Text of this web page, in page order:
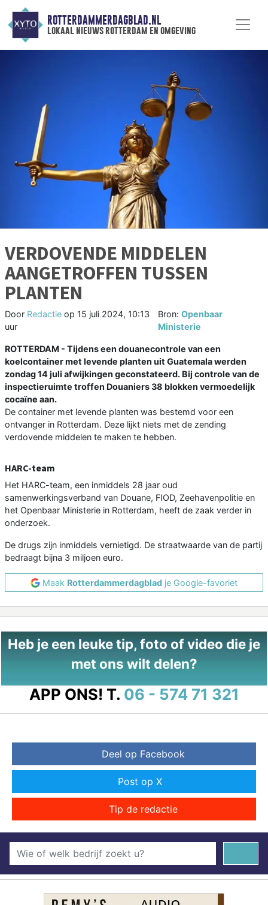
ROTTERDAMMERDAGBLAD.NL
lokaal nieuws rotterdam en omgeving
VERDOVENDE MIDDELEN
AANGETROFFEN TUSSEN
PLANTEN
Door Redactie op 15 juli 2024, 10:13
uur
Bron:Openbaar
Ministerie
ROTTERDAM - Tijdens een douanecontrole van een
koelcontainer met levende planten uit Guatemala werden
zondag 14 juli afwijkingen geconstateerd. Bij controle van de
inspectieruimte troffen Douaniers 38 blokken vermoedelijk
cocaïne aan.
De container met levende planten was bestemd voor een
ontvanger in Rotterdam. Deze lijkt niets met de zending
verdovende middelen te maken te hebben.
HARC-team
Het HARC-team, een inmiddels 28 jaar oud
samenwerkingsverband van Douane, FIOD, Zeehavenpolitie en
het Openbaar Ministerie in Rotterdam, heeft de zaak verder in
onderzoek.
De drugs zijn inmiddels vernietigd. De straatwaarde van de partij
bedraagt bijna 3 miljoen euro.
Maak Rotterdammerdagblad je Google-favoriet
Heb je een leuke tip, foto of video die je
met ons wilt delen?
APP ONS! T. 06 - 574 71 321
Deel op Facebook
Post op X
Tip de redactie